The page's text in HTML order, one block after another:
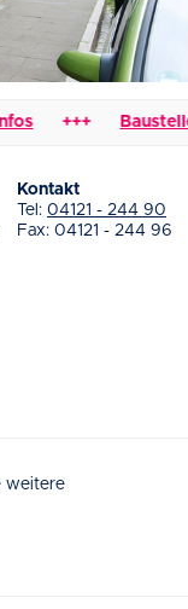
+++ Baustellen
Kontakt
Tel: 04121 - 244 90
Fax: 04121 - 244 96
weitere